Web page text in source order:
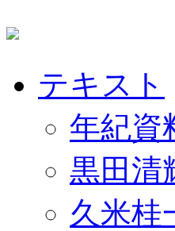
テキスト
年紀資
黒田清
久米桂